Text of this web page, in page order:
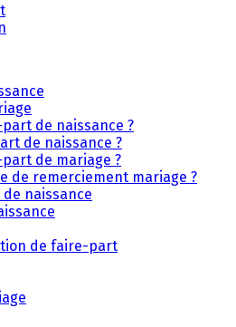
de naissance ?
de naissance ?
de mariage ?
de remerciement mariage ?
naissance
de faire-part